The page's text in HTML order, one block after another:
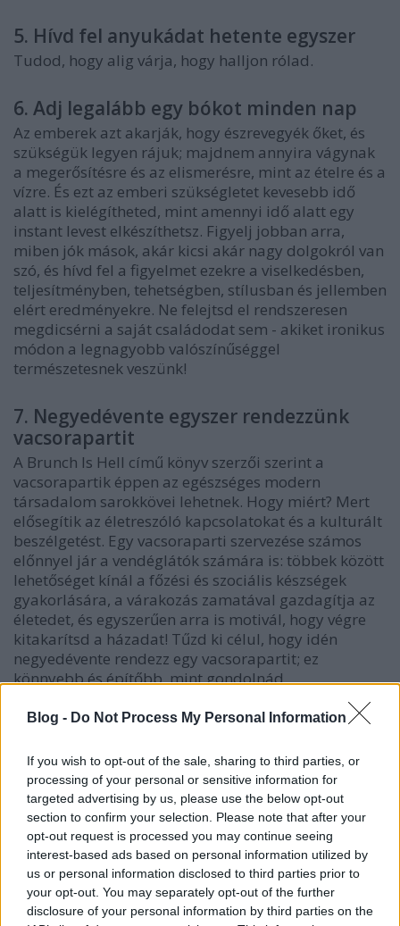
Blog - Do Not Process My Personal Information
If you wish to opt-out of the sale, sharing to third parties, or
processing of your personal or sensitive information for
targeted advertising by us, please use the below opt-out
section to confirm your selection. Please note that after your
opt-out request is processed you may continue seeing
interest-based ads based on personal information utilized by
us or personal information disclosed to third parties prior to
your opt-out. You may separately opt-out of the further
disclosure of your personal information by third parties on the
5. Hívd fel anyukádat hetente egyszer
Tudod, hogy alig várja, hogy halljon rólad.
6. Adj legalább egy bókot minden nap
Az emberek azt akarják, hogy észrevegyék őket, és
szükségük legyen rájuk; majdnem annyira vágynak
a megerősítésre és az elismerésre, mint az ételre és a
vízre. És ezt az emberi szükségletet kevesebb idő
alatt is kielégítheted, mint amennyi idő alatt egy
instant levest elkészíthetsz. Figyelj jobban arra,
miben jók mások, akár kicsi akár nagy dolgokról van
szó, és hívd fel a figyelmet ezekre a viselkedésben,
teljesítményben, tehetségben, stílusban és jellemben
elért eredményekre. Ne felejtsd el rendszeresen
megdicsérni a saját családodat sem - akiket ironikus
módon a legnagyobb valószínűséggel
természetesnek veszünk!
7. Negyedévente egyszer rendezzünk
vacsorapartit
A Brunch Is Hell című könyv szerzői szerint a
vacsorapartik éppen az egészséges modern
társadalom sarokkövei lehetnek. Hogy miért? Mert
elősegítik az életreszóló kapcsolatokat és a kulturált
beszélgetést. Egy vacsoraparti szervezése számos
előnnyel jár a vendéglátók számára is: többek között
lehetőséget kínál a főzési és szociális készségek
gyakorlására, a várakozás zamatával gazdagítja az
életedet, és egyszerűen arra is motivál, hogy végre
kitakarítsd a házadat! Tűzd ki célul, hogy idén
negyedévente rendezz egy vacsorapartit; ez
könnyebb és építőbb, mint gondolnád.
8. Minden nap tegyél egy rövid sétát
véletlenül voltak elkötelezett sétálók: a séta kitisztítja
az elmét,segít megoldani a problémákat, és
felismeréseket generál. Erling Kagge felfedező
szerint a séta ráadásul lelassítja az időt, és
emlékezetesebbé teszi az életedet. És persze a test
megmozgatása jót tesz az egészségnek. Szóval tegyél
egy rövid sétát minden nap, bármilyen is az
időjárás.